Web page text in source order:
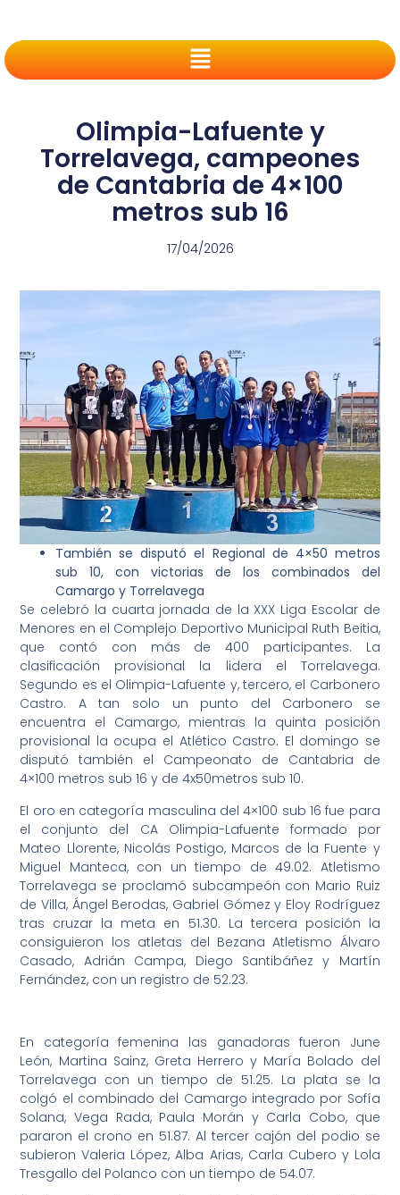
Olimpia-Lafuente y
Torrelavega, campeones
de Cantabria de 4×100
metros sub 16
17/04/2026
También se disputó el Regional de 4×50 metros
sub 10, con victorias de los combinados del
Camargo y Torrelavega
Se celebró la cuarta jornada de la XXX Liga Escolar de
Menores en el Complejo Deportivo Municipal Ruth Beitia,
que contó con más de 400 participantes. La
clasificación provisional la lidera el Torrelavega.
Segundo es el Olimpia-Lafuente y, tercero, el Carbonero
Castro. A tan solo un punto del Carbonero se
encuentra el Camargo, mientras la quinta posición
provisional la ocupa el Atlético Castro. El domingo se
disputó también el Campeonato de Cantabria de
4×100 metros sub 16 y de 4x50metros sub 10.
El oro en categoría masculina del 4×100 sub 16 fue para
el conjunto del CA Olimpia-Lafuente formado por
Mateo Llorente, Nicolás Postigo, Marcos de la Fuente y
Miguel Manteca, con un tiempo de 49.02. Atletismo
Torrelavega se proclamó subcampeón con Mario Ruiz
de Villa, Ángel Berodas, Gabriel Gómez y Eloy Rodríguez
tras cruzar la meta en 51.30. La tercera posición la
consiguieron los atletas del Bezana Atletismo Álvaro
Casado, Adrián Campa, Diego Santibáñez y Martín
Fernández, con un registro de 52.23.
En categoría femenina las ganadoras fueron June
León, Martina Sainz, Greta Herrero y María Bolado del
Torrelavega con un tiempo de 51.25. La plata se la
colgó el combinado del Camargo integrado por Sofía
Solana, Vega Rada, Paula Morán y Carla Cobo, que
pararon el crono en 51.87. Al tercer cajón del podio se
subieron Valeria López, Alba Arias, Carla Cubero y Lola
Tresgallo del Polanco con un tiempo de 54.07.